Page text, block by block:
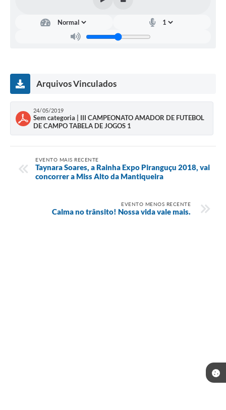
Arquivos Vinculados
24/05/2019
Sem categoria | III CAMPEONATO AMADOR DE FUTEBOL
DE CAMPO TABELA DE JOGOS 1
EVENTO MAIS RECENTE
Taynara Soares, a Rainha Expo Piranguçu 2018, vai
concorrer a Miss Alto da Mantiqueira
EVENTO MENOS RECENTE
Calma no trânsito! Nossa vida vale mais.